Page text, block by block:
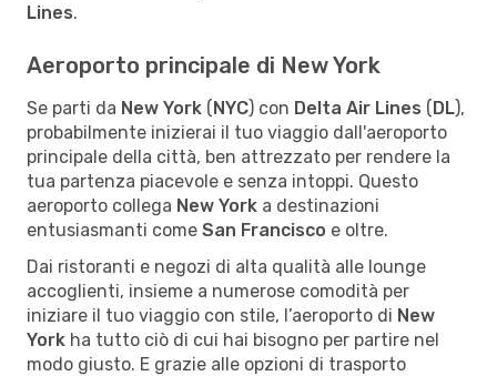
Lines.
Aeroporto principale di New York
Se parti da New York (NYC) con Delta Air Lines (DL),
probabilmente inizierai il tuo viaggio dall'aeroporto
principale della città, ben attrezzato per rendere la
tua partenza piacevole e senza intoppi. Questo
aeroporto collega New York a destinazioni
entusiasmanti come San Francisco e oltre.
Dai ristoranti e negozi di alta qualità alle lounge
accoglienti, insieme a numerose comodità per
iniziare il tuo viaggio con stile, l’aeroporto di New
York ha tutto ciò di cui hai bisogno per partire nel
modo giusto. E grazie alle opzioni di trasporto